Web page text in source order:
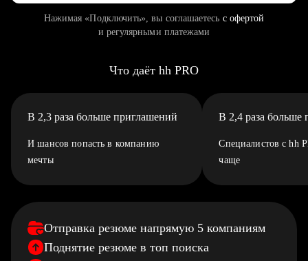
Нажимая «Подключить», вы соглашаетесь с офертой
и регулярными платежами
Что даёт hh PRO
В 2,3 раза больше приглашений
И шансов попасть в компанию
мечты
В 2,4 раза больше
Специалистов с hh
чаще
Отправка резюме напрямую 5 компаниям
Поднятие резюме в топ поиска